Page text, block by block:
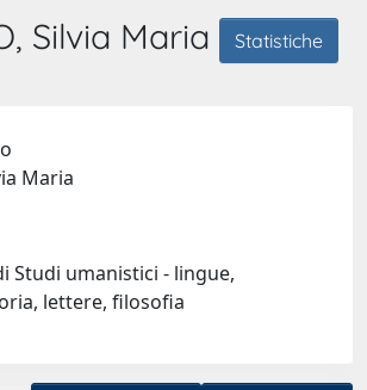
Silvia Maria Statistiche
Maria
Studi umanistici - lingue,
lettere, filosofia